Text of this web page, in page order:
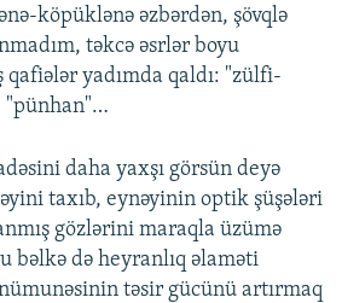
köpüklənə əzbərdən, şövqlə
təkcə əsrlər boyu
qafiələr yadımda qaldı: "zülfi-
"pünhan"…
daha yaxşı görsün deyə
taxıb, eynəyinin optik şüşələri
gözlərini maraqla üzümə
bəlkə də heyranlıq əlaməti
təsir gücünü artırmaq